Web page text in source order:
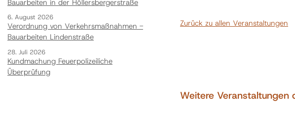
Zurück zu allen Veranstaltungen
Weitere Veranstaltungen
Bauarbeiten in der Höllersbergerstraße
6. August 2026
Verordnung von Verkehrsmaßnahmen -
Bauarbeiten Lindenstraße
28. Juli 2026
Kundmachung Feuerpolizeiliche
Überprüfung